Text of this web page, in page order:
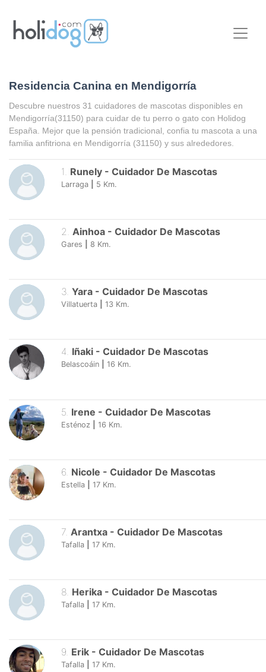
Residencia Canina en Mendigorría
Descubre nuestros 31 cuidadores de mascotas disponibles en
Mendigorría(31150) para cuidar de tu perro o gato con Holidog
España. Mejor que la pensión tradicional, confia tu mascota a una
familia anfitriona en Mendigorría (31150) y sus alrededores.
1 Runely - Cuidador De Mascotas
Larraga 5 Km.
2. Ainhoa - Cuidador De Mascotas
Gares 8 Km.
3. Yara - Cuidador De Mascotas
Villatuerta 13 Km.
4. Iñaki - Cuidador De Mascotas
Belascoáin 16 Km.
5 Irene - Cuidador De Mascotas
Esténoz 16 Km.
6 Nicole - Cuidador De Mascotas
Estella 17 Km.
7. Arantxa - Cuidador De Mascotas
Tafalla 17 Km.
8. Herika - Cuidador De Mascotas
Tafalla 17 Km.
9. Erik - Cuidador De Mascotas
Tafalla 17 Km.